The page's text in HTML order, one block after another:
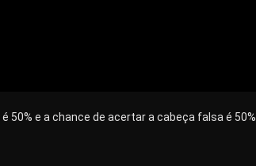
50% e a chance de acertar a cabeça falsa é 50%.